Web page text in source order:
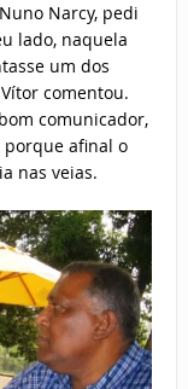
Narcy, pedi
lado, naquela
um dos
comentou.
comunicador,
porque afinal o
nas veias.